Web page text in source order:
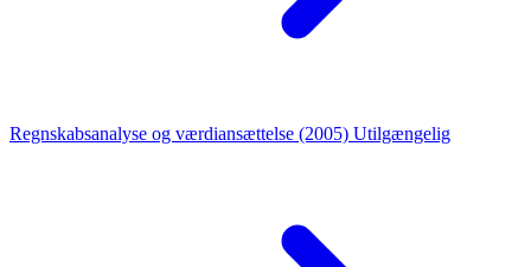
Regnskabsanalyse og værdiansættelse (2005) Utilgængelig